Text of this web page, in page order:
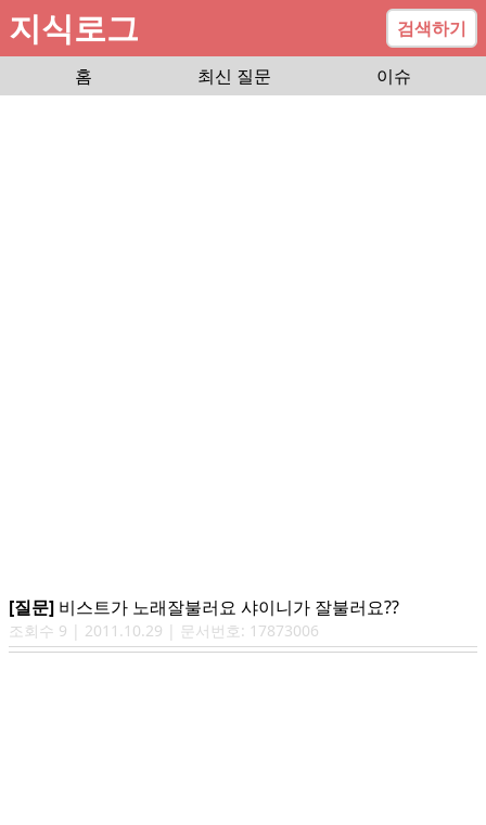
지식로그
검색하기
홈
최신 질문 이슈
[질문] 비스트가 노래잘불러요 샤이니가 잘불러요??
조회수 9 | 2011.10.29 | 문서번호: 17873006